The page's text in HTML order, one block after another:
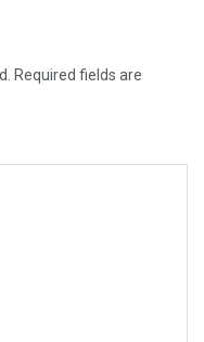
Required fields are